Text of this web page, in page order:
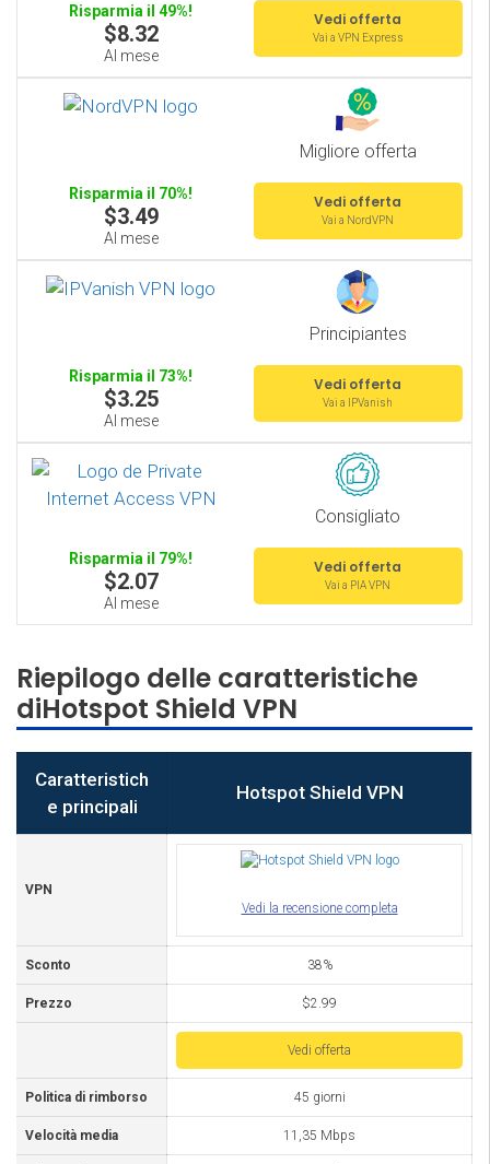
Risparmia il 49%!
$8.32
Al mese
Vedi offerta
Vai a VPN Express
Migliore offerta
Risparmia il 70%!
$3.49
Al mese
Vedi offerta
Vai a NordVPN
Principiantes
Risparmia il 73%!
$3.25
Al mese
Vedi offerta
Vai a IPVanish
Consigliato
Risparmia il 79%!
$2.07
Al mese
Vedi offerta
Vai a PIA VPN
Riepilogo delle caratteristiche
diHotspot Shield VPN
Caratteristich
e principali
Hotspot Shield VPN
VPN
Vedi la recensione completa
Sconto 38%
Prezzo $2.99
Vedi offerta
Politica di rimborso 45 giorni
Velocità media 11,35 Mbps